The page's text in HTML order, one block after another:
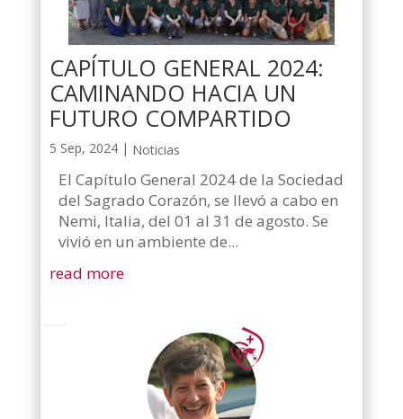
CAPÍTULO GENERAL 2024:
CAMINANDO HACIA UN
FUTURO COMPARTIDO
5 Sep, 2024| Noticias
El Capítulo General 2024 de la Sociedad
del Sagrado Corazón, se llevó a cabo en
Nemi, Italia, del 01 al 31 de agosto. Se
vivió en un ambiente de...
read more